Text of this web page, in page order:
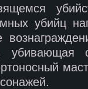
убийц